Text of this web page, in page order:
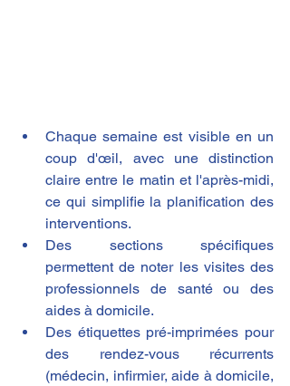
Chaque semaine est visible en un
coup d'œil, avec une distinction
claire entre le matin et l'après-midi,
ce qui simplifie la planification des
interventions.​
Des sections spécifiques
permettent de noter les visites des
professionnels de santé ou des
aides à domicile.​
Des étiquettes pré-imprimées pour
des rendez-vous récurrents
(médecin, infirmier, aide à domicile,